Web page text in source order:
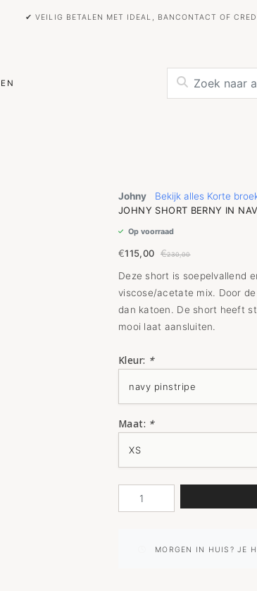
✔ VEILIG BETALEN MET IDEAL, BANCONTACT OF
Johny
Bekijk alles Korte
JOHNY SHORT BERNY IN
Op voorraad
€115,00 €230,00
Deze short is soepelvallend
viscose/acetate mix. Door
dan katoen. De short heeft
mooi laat aansluiten.
Kleur: *
Maat: *
MORGEN IN HUIS? JE